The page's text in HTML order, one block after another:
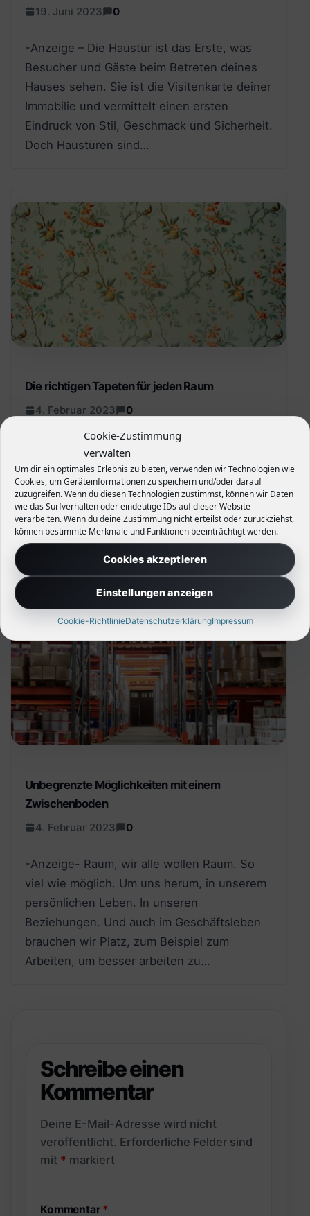
Cookie-Zustimmung
verwalten
Um dir ein optimales Erlebnis zu bieten, verwenden wir Technologien wie
Cookies, um Geräteinformationen zu speichern und/oder darauf
zuzugreifen. Wenn du diesen Technologien zustimmst, können wir Daten
wie das Surfverhalten oder eindeutige IDs auf dieser Website
verarbeiten. Wenn du deine Zustimmung nicht erteilst oder zurückziehst,
können bestimmte Merkmale und Funktionen beeinträchtigt werden.
Cookies akzeptieren
Einstellungen anzeigen
Cookie-RichtlinieDatenschutzerklärungImpressum
19. Juni 2023 0
-Anzeige – Die Haustür ist das Erste, was
Besucher und Gäste beim Betreten deines
Hauses sehen. Sie ist die Visitenkarte deiner
Immobilie und vermittelt einen ersten
Eindruck von Stil, Geschmack und Sicherheit.
Doch Haustüren sind…
Die richtigen Tapeten für jeden Raum
4. Februar 2023 0
-Anzeige- Kaum ein Raum ist perfekt, doch
man kann aus jedem das Beste machen –
zum Beispiel mit Tapeten. Im Folgenden
finden Sie Tipps, wie Sie mit einer neuen
Wanddekoration einen Raum größer und
höher,…
Unbegrenzte Möglichkeiten mit einem
Zwischenboden
4. Februar 2023 0
-Anzeige- Raum, wir alle wollen Raum. So
viel wie möglich. Um uns herum, in unserem
persönlichen Leben. In unseren
Beziehungen. Und auch im Geschäftsleben
brauchen wir Platz, zum Beispiel zum
Arbeiten, um besser arbeiten zu…
Schreibe einen
Kommentar
Deine E-Mail-Adresse wird nicht
veröffentlicht. Erforderliche Felder sind
mit * markiert
Kommentar *